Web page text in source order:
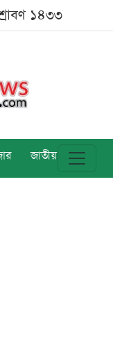
১৪৩৩
জাতীয় বিশ্ব